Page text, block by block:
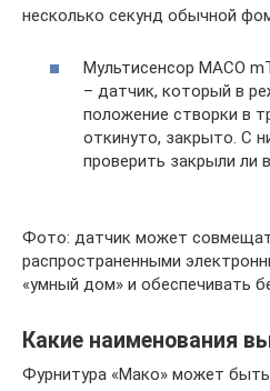
несколько секунд обычной
Мультисенсор MACO
– датчик, который в
положение створки в
откинуто, закрыто. С
проверить закрыли ли
Фото: датчик может
распространенными
«умный дом» и обеспечивать
Какие наименования
Фурнитура «Мако» может